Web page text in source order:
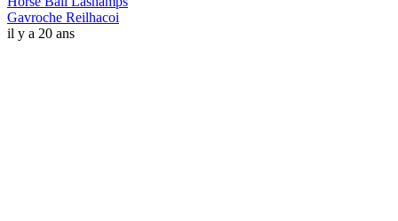
Gavroche Reilhacoi
il y a 20 ans